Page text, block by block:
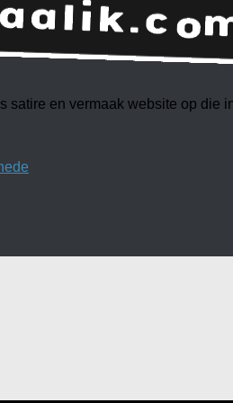
satire en vermaak website op die